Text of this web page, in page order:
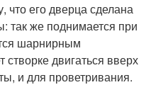
что его дверца сделана
так же поднимается при
шарнирным
двигаться вверх
и для проветривания.